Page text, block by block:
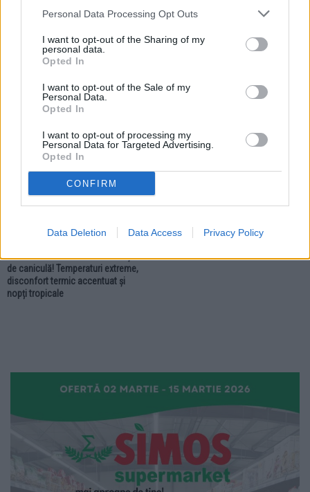
Personal Data Processing Opt Outs
I want to opt-out of the Sharing of my
personal data.
Opted In
I want to opt-out of the Sale of my
Personal Data.
Opted In
I want to opt-out of processing my
Personal Data for Targeted Advertising.
Opted In
CONFIRM
Data Deletion Data Access Privacy Policy
02.07.2026
Localitățile din zona Fălticeni se
Meteorologii anunță ploi torențiale,
vijelii și grindină
zile toride pentru localitățile din
ACTUALITATE
Zona Fălticeni intră sub Cod roșu
de caniculă! Temperaturi extreme,
disconfort termic accentuat și
nopți tropicale